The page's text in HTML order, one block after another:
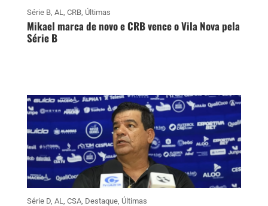
Série B, AL CRB, Últimas
Mikael marca de novo e CRB vence o Vila Nova pela
Série B
Série D, AL CSA, Destaque, Últimas